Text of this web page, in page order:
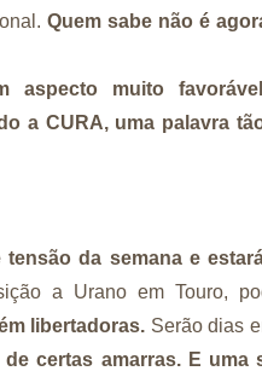
Quem sabe não é
aspecto muito
a CURA, uma palavra
da semana e
a Urano em Touro,
libertadoras. Serão dias
certas amarras. E uma